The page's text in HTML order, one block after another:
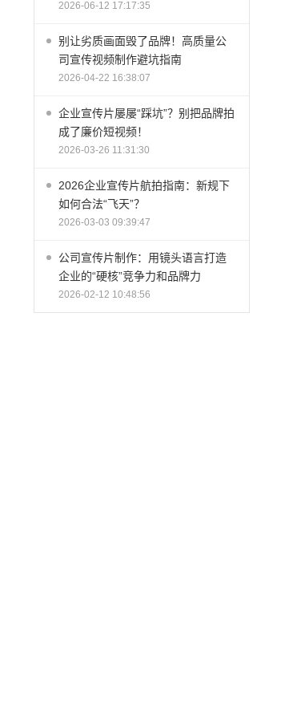
2026-06-12 17:17:35
别让劣质画面毁了品牌！高质量公
司宣传视频制作避坑指南
2026-04-22 16:38:07
企业宣传片屡屡“踩坑”？别把品牌拍
成了廉价短视频！
2026-03-26 11:31:30
2026企业宣传片航拍指南：新规下
如何合法“飞天”？
2026-03-03 09:39:47
公司宣传片制作：用镜头语言打造
企业的“硬核”竞争力和品牌力
2026-02-12 10:48:56